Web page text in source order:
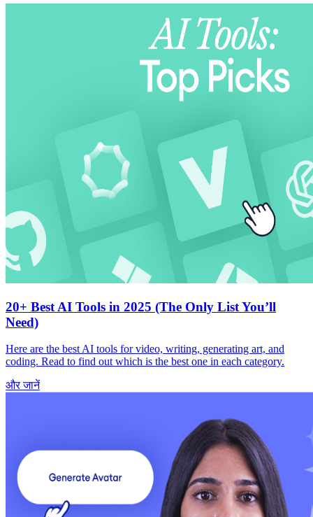
20+ Best AI Tools in 2025 (The Only List You’ll
Need)
Here are the best AI tools for video, writing, generating art, and
coding. Read to find out which is the best one in each category.
और जानें